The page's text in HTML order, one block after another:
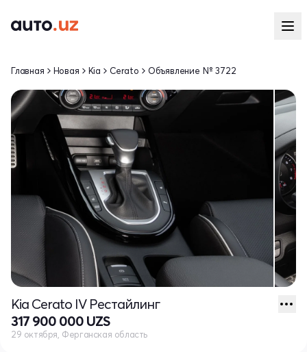
Главная Новая Kia Cerato Объявление № 3722
Kia Cerato IV Рестайлинг
317 900 000 UZS
29 октября, Ферганская область